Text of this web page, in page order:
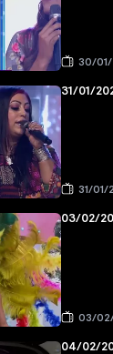
30/
31/01/
31/01/
03/02/
03/
04/02/